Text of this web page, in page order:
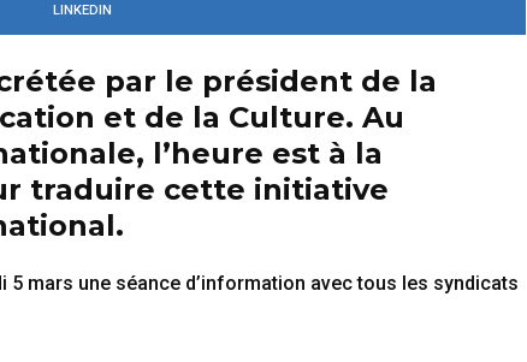
LINKEDIN
par le président de la
et de la Culture. Au
l’heure est à la
traduire cette initiative
5 mars une séance d’information avec tous les syndicats